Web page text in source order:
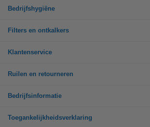
Bedrijfshygiëne
Filters en ontkalkers
Klantenservice
Ruilen en retourneren
Bedrijfsinformatie
Toegankelijkheidsverklaring